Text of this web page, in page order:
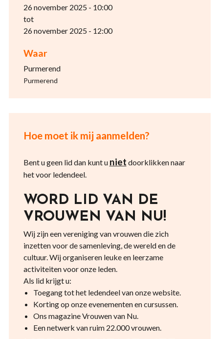
26 november 2025 - 10:00
tot
26 november 2025 - 12:00
Waar
Purmerend
Purmerend
Hoe moet ik mij aanmelden?
Bent u geen lid dan kunt u niet doorklikken naar
het voor ledendeel.
WORD LID VAN DE
VROUWEN VAN NU!
Wij zijn een vereniging van vrouwen die zich
inzetten voor de samenleving, de wereld en de
cultuur. Wij organiseren leuke en leerzame
activiteiten voor onze leden.
Als lid krijgt u:
Toegang tot het ledendeel van onze website.
Korting op onze evenementen en cursussen.
Ons magazine Vrouwen van Nu.
Een netwerk van ruim 22.000 vrouwen.